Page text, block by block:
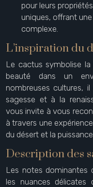
pour leurs
uniques, offrant
complexe.
L’inspiration du
Le cactus symbolise
beauté dans un
nombreuses cultures,
sagesse et à la
vous invite à vous
à travers une
du désert et la
Description des
Les notes dominantes
les nuances